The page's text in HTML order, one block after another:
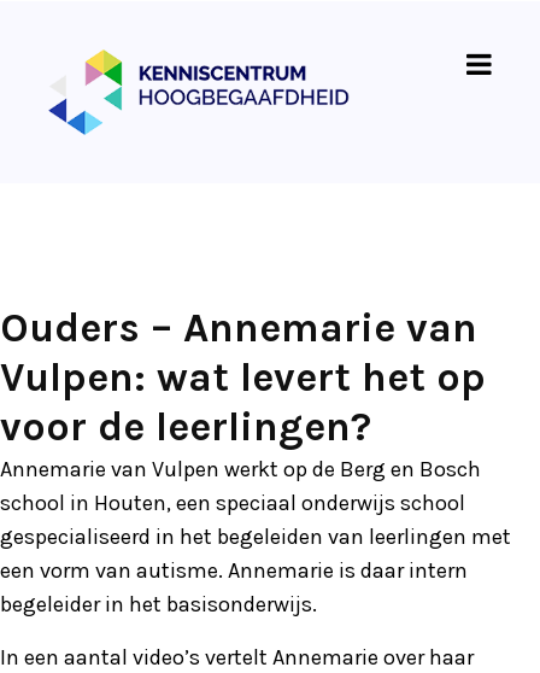
Ouders – Annemarie van
Vulpen: wat levert het op
voor de leerlingen?
Annemarie van Vulpen werkt op de Berg en Bosch
school in Houten, een speciaal onderwijs school
gespecialiseerd in het begeleiden van leerlingen met
een vorm van autisme. Annemarie is daar intern
begeleider in het basisonderwijs.
In een aantal video’s vertelt Annemarie over haar